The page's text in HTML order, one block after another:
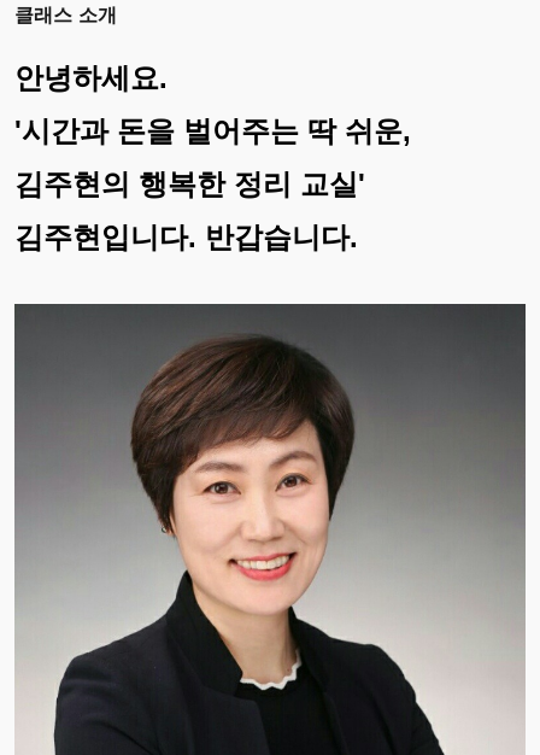
클래스 소개
안녕하세요.
'시간과 돈을 벌어주는 딱 쉬운,
김주현의 행복한 정리 교실'
김주현입니다. 반갑습니다.